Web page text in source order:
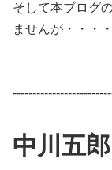
そして本ブログ
ませんが・・・・
中川五